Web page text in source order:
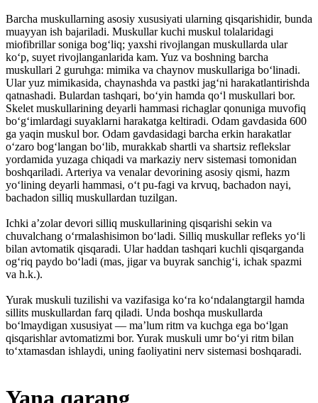
Barcha muskullarning asosiy xususiyati ularning qisqarishidir, bunda
muayyan ish bajariladi. Muskullar kuchi muskul tolalaridagi
miofibrillar soniga bogʻliq; yaxshi rivojlangan muskullarda ular
koʻp, suyet rivojlanganlarida kam. Yuz va boshning barcha
muskullari 2 guruhga: mimika va chaynov muskullariga boʻlinadi.
Ular yuz mimikasida, chaynashda va pastki jagʻni harakatlantirishda
qatnashadi. Bulardan tashqari, boʻyin hamda qoʻl muskullari bor.
Skelet muskullarining deyarli hammasi richaglar qonuniga muvofiq
boʻgʻimlardagi suyaklarni harakatga keltiradi. Odam gavdasida 600
ga yaqin muskul bor. Odam gavdasidagi barcha erkin harakatlar
oʻzaro bogʻlangan boʻlib, murakkab shartli va shartsiz reflekslar
yordamida yuzaga chiqadi va markaziy nerv sistemasi tomonidan
boshqariladi. Arteriya va venalar devorining asosiy qismi, hazm
yoʻlining deyarli hammasi, oʻt pu-fagi va krvuq, bachadon nayi,
bachadon silliq muskullardan tuzilgan.
Ichki aʼzolar devori silliq muskullarining qisqarishi sekin va
chuvalchang oʻrmalashisimon boʻladi. Silliq muskullar refleks yoʻli
bilan avtomatik qisqaradi. Ular haddan tashqari kuchli qisqarganda
ogʻriq paydo boʻladi (mas, jigar va buyrak sanchigʻi, ichak spazmi
va h.k.).
Yurak muskuli tuzilishi va vazifasiga koʻra koʻndalangtargil hamda
sillits muskullardan farq qiladi. Unda boshqa muskullarda
boʻlmaydigan xususiyat — maʼlum ritm va kuchga ega boʻlgan
qisqarishlar avtomatizmi bor. Yurak muskuli umr boʻyi ritm bilan
toʻxtamasdan ishlaydi, uning faoliyatini nerv sistemasi boshqaradi.